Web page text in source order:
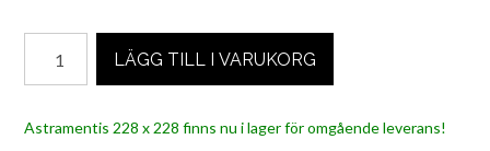
x
mängd
LÄGG TILL I VARUKORG
Astramentis 228 x 228 finns nu i lager för omgående leverans!